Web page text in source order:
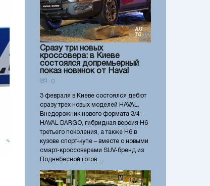
Сразу три новых
кроссовера: в Киеве
состоялся допремьерный
показ новинок от Haval
0
3 февраля в Киеве состоялся дебют
сразу трех новых моделей HAVAL.
Внедорожник нового формата 3/4 -
HAVAL DARGO, гибридная версия Н6
третьего поколения, а также Н6 в
кузове спорт-купе – вместе с новыми
смарт-кроссоверами SUV-бренд из
Поднебесной готов ...